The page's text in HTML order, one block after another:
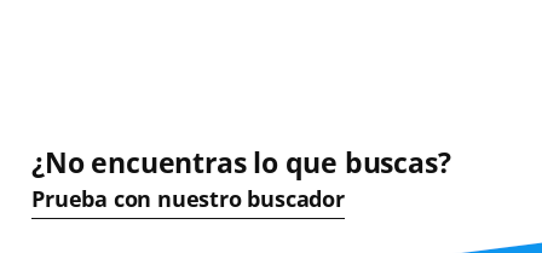
¿No encuentras lo que buscas?
Prueba con nuestro buscador